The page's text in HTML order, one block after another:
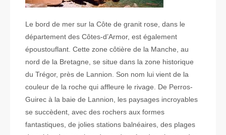
Le bord de mer sur la Côte de granit rose, dans le
département des Côtes-d’Armor, est également
époustouflant. Cette zone côtière de la Manche, au
nord de la Bretagne, se situe dans la zone historique
du Trégor, près de Lannion. Son nom lui vient de la
couleur de la roche qui affleure le rivage. De Perros-
Guirec à la baie de Lannion, les paysages incroyables
se succèdent, avec des rochers aux formes
fantastiques, de jolies stations balnéaires, des plages